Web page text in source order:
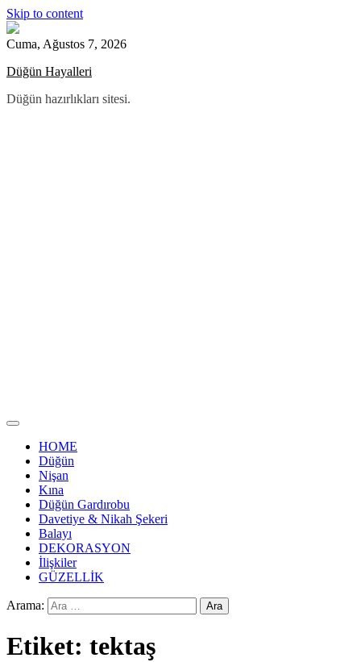
Skip to content
Cuma, Ağustos 7, 2026
Düğün Hayalleri
Düğün hazırlıkları sitesi.
HOME
Düğün
Nişan
Kına
Düğün Gardırobu
Davetiye & Nikah Şekeri
Balayı
DEKORASYON
İlişkiler
GÜZELLİK
Arama:
Etiket: tektaş